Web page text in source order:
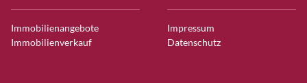
Immobilienangebote
Immobilienverkauf
Impressum
Datenschutz